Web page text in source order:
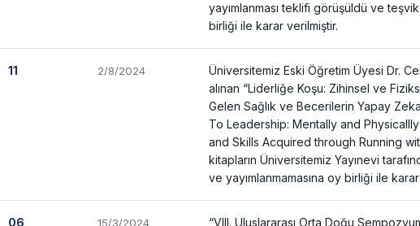
yayımlanması teklifi görüşüldü ve
birliği ile karar verilmiştir.
11 2/8/2024
Üniversitemiz Eski Öğretim Üyesi Dr.
alınan “Liderliğe Koşu: Zihinsel ve
Gelen Sağlık ve Becerilerin Yapay
To Leadership: Mentally and
and Skills Acquired through Running
kitapların Üniversitemiz Yayınevi
ve yayımlanmamasına oy birliği ile
06 15/3/2024
“VIII. Uluslararası Orta Doğu